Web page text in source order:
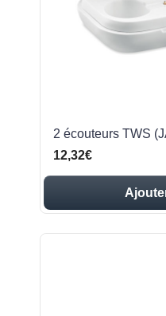
2 écouteurs TWS
12,32€